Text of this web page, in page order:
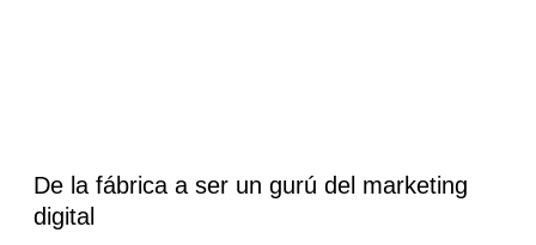
De la fábrica a ser un gurú del marketing
digital